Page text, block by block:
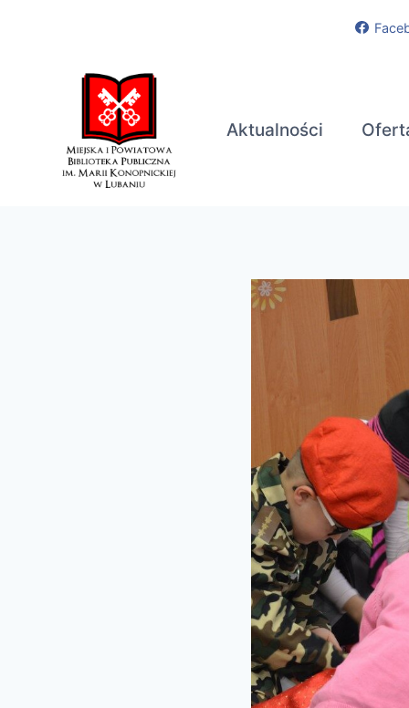
Aktualności